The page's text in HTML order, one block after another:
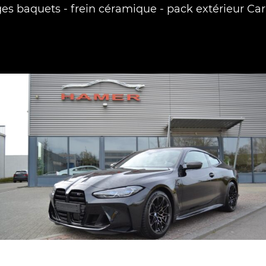
baquets - frein céramique - pack extérieur